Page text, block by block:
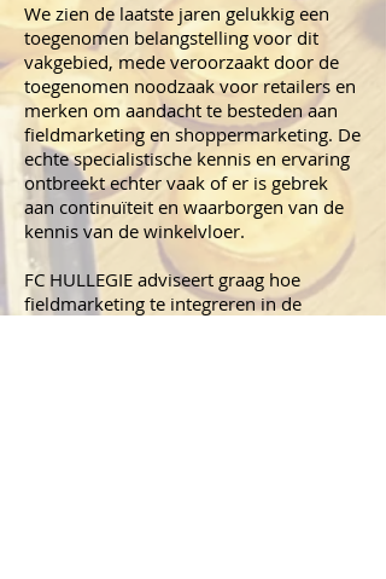
We zien de laatste jaren gelukkig een
toegenomen belangstelling voor dit
vakgebied, mede veroorzaakt door de
toegenomen noodzaak voor retailers en
merken om aandacht te besteden aan
fieldmarketing en shoppermarketing. De
echte specialistische kennis en ervaring
ontbreekt echter vaak of er is gebrek
aan continuïteit en waarborgen van de
kennis van de winkelvloer.
FC HULLEGIE adviseert graag hoe
fieldmarketing te integreren in de